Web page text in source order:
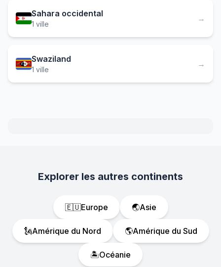
Sahara occidental
1 ville
→
Swaziland
1 ville
→
Explorer les autres continents
🇪🇺Europe 🌏Asie
🗽Amérique du Nord 🌎Amérique du Sud
🏝️Océanie